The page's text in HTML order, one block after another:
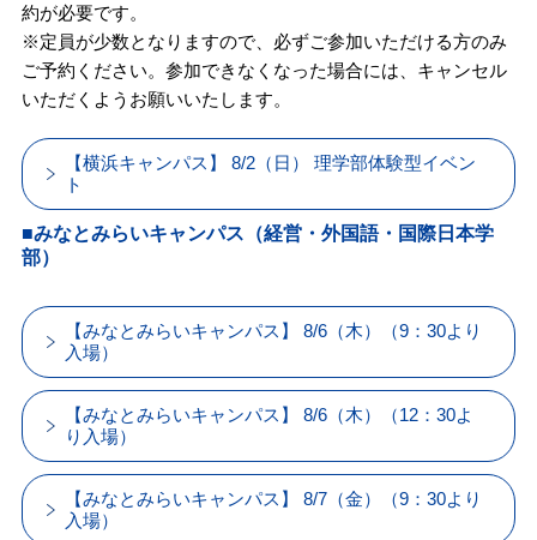
約が必要です。
※定員が少数となりますので、必ずご参加いただける方のみ
ご予約ください。参加できなくなった場合には、キャンセル
いただくようお願いいたします。
【横浜キャンパス】 8/2（日） 理学部体験型イベン
ト
■みなとみらいキャンパス（経営・外国語・国際日本学
部）
【みなとみらいキャンパス】 8/6（木）（9：30より
入場）
【みなとみらいキャンパス】 8/6（木）（12：30よ
り入場）
【みなとみらいキャンパス】 8/7（金）（9：30より
入場）